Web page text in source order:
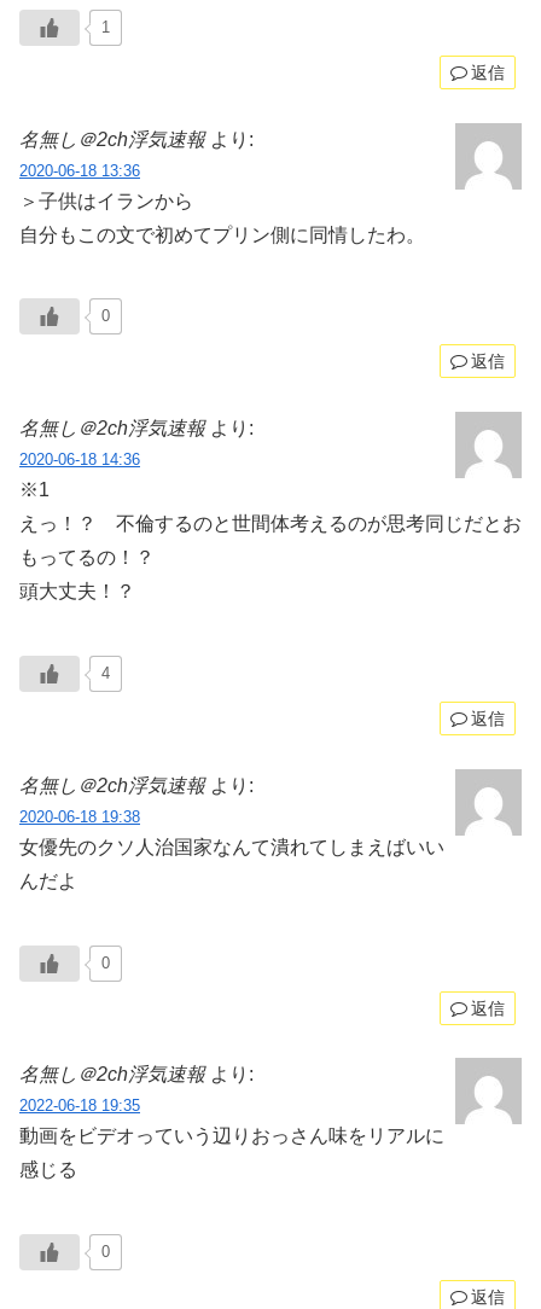
1
返信
名無し＠2ch浮気速報 より:
2020-06-18 13:36
＞子供はイランから
自分もこの文で初めてプリン側に同情したわ。
0
返信
名無し＠2ch浮気速報 より:
2020-06-18 14:36
※1
えっ！？ 不倫するのと世間体考えるのが思考同じだとお
もってるの！？
頭大丈夫！？
4
返信
名無し＠2ch浮気速報 より:
2020-06-18 19:38
女優先のクソ人治国家なんて潰れてしまえばいい
んだよ
0
返信
名無し＠2ch浮気速報 より:
2022-06-18 19:35
動画をビデオっていう辺りおっさん味をリアルに
感じる
0
返信